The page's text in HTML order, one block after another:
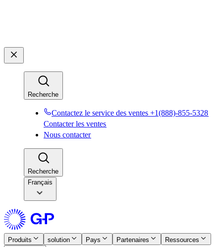
Recherche​​
Contactez le service des ventes +1(888)-855-5328​​
Contacter les ventes​​
Nous contacter​​
Recherche​​
Français
Produits​​ solution​​ Pays​​ Partenaires​​
Ressources​​